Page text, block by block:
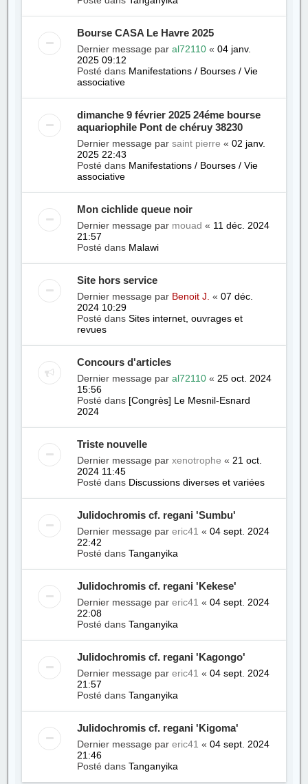
Bourse CASA Le Havre 2025
Dernier message paral72110 «04 janv.
2025 09:12
Posté dans Manifestations / Bourses / Vie
associative
dimanche 9 février 2025 24éme bourse
aquariophile Pont de chéruy 38230
Dernier message parsaint pierre «02 janv.
2025 22:43
Posté dans Manifestations / Bourses / Vie
associative
Mon cichlide queue noir
Dernier message par mouad « 11 déc. 2024
21:57
Posté dans Malawi
Site hors service
Dernier message par Benoit J. «07 déc.
2024 10:29
Posté dansSites internet, ouvrages et
revues
Concours d'articles
Dernier message paral72110 « 25 oct. 2024
15:56
Posté dans [Congrès] Le Mesnil-Esnard
2024
Triste nouvelle
Dernier message parxenotrophe « 21 oct.
2024 11:45
Posté dans Discussions diverses et variées
Julidochromis cf. regani 'Sumbu'
Dernier message pareric41 «04 sept. 2024
22:42
Posté dansTanganyika
Julidochromis cf. regani 'Kekese'
Dernier message pareric41 «04 sept. 2024
22:08
Posté dansTanganyika
Julidochromis cf. regani 'Kagongo'
Dernier message pareric41 «04 sept. 2024
21:57
Posté dansTanganyika
Julidochromis cf. regani 'Kigoma'
Dernier message pareric41 «04 sept. 2024
21:46
Posté dansTanganyika